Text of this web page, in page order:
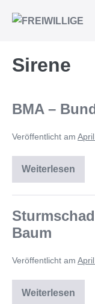
Sirene
BMA –
Veröffentlicht am
Weiterlesen
Baum
Veröffentlicht am
Weiterlesen